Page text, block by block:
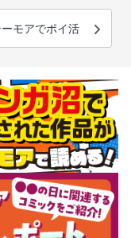
モアでポイ活